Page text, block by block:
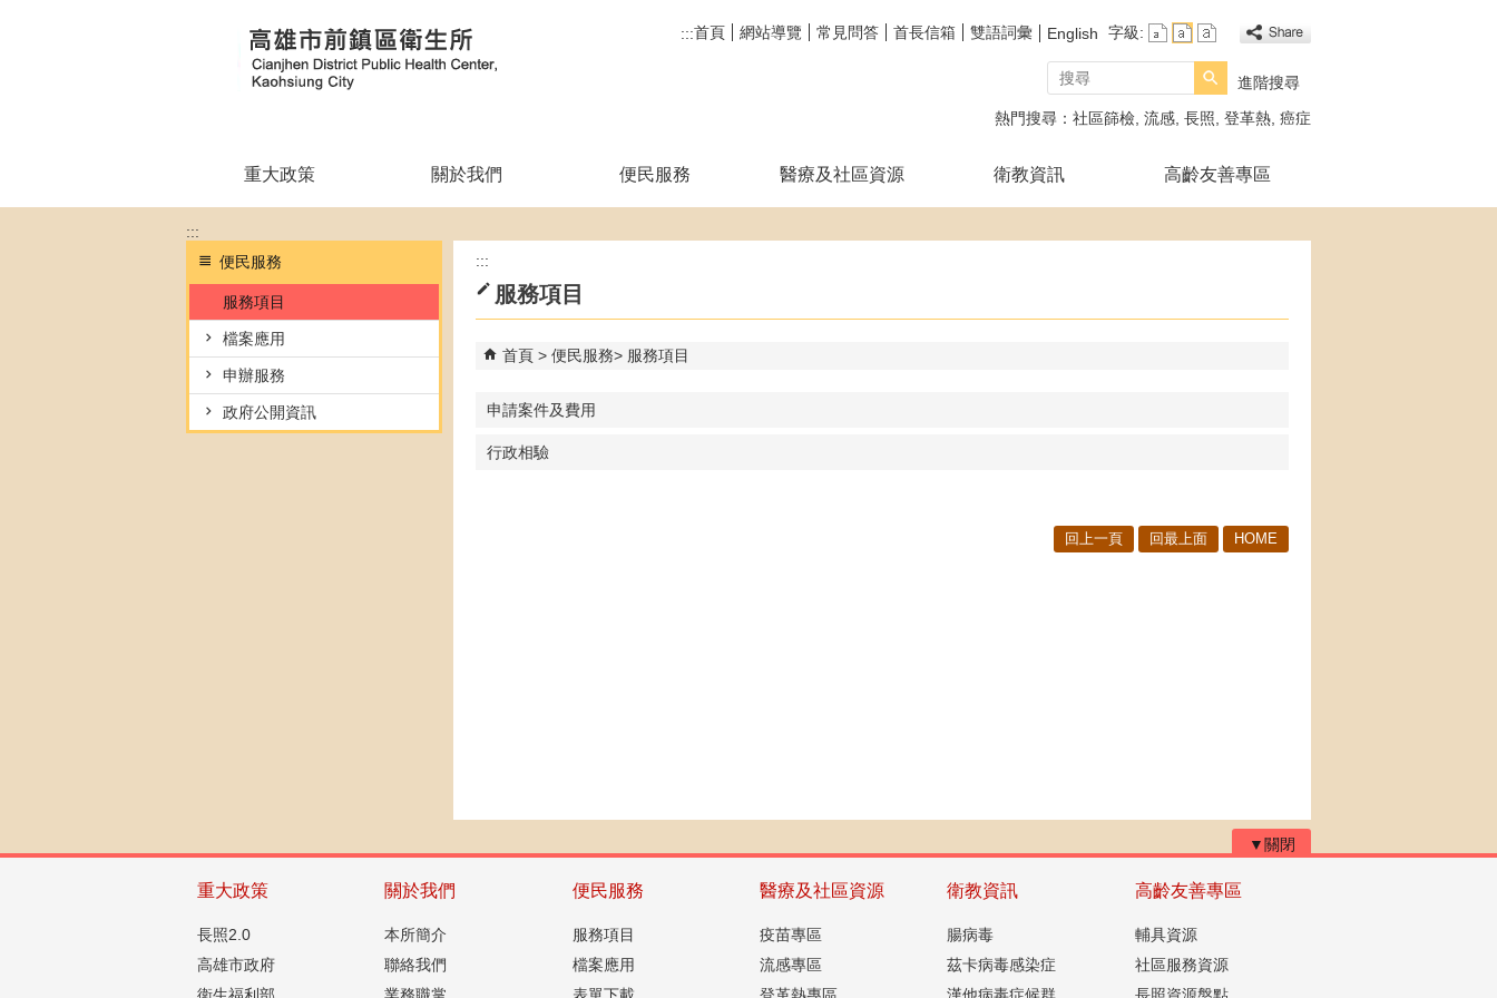
:::首頁 網站導覽 常見問答 首長信箱 雙語詞彙 English 字級:
搜尋
進階搜尋
熱門搜尋： 社區篩檢 流感 長照 登革熱 癌症
重大政策 關於我們 便民服務 醫療及社區資源 衛教資訊 高齡友善專區
:::
便民服務
服務項目
檔案應用
申辦服務
政府公開資訊
:::
服務項目
首頁 便民服務 服務項目
申請案件及費用
行政相驗
回上一頁 回最上面 HOME
▼關閉
重大政策
長照2.0
高雄市政府
關於我們
本所簡介
聯絡我們
便民服務
服務項目
檔案應用
醫療及社區資源
疫苗專區
流感專區
衛教資訊
腸病毒
茲卡病毒感染症
高齡友善專區
輔具資源
社區服務資源